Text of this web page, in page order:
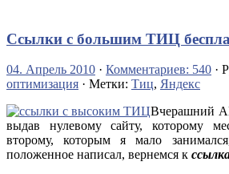
Ссылки с большим ТИЦ
04. Апрель 2010 · Комментариев: 540 ·
оптимизация · Метки: Тиц, Яндекс
Вчерашний
выдав нулевому сайту, которому
второму, которым я мало
положенное написал, вернемся к